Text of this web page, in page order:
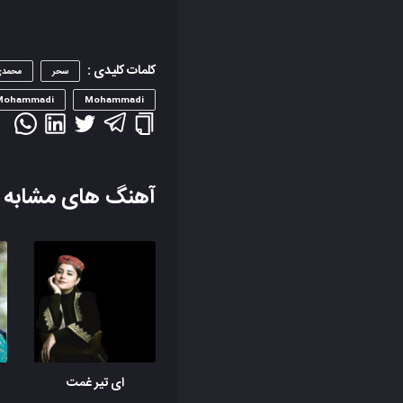
کلمات کلیدی : سحر
Mohammadi
آهنگ های مشابه
ای تیر غمت